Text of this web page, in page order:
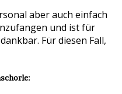
aber auch einfach
und ist für
Für diesen Fall,